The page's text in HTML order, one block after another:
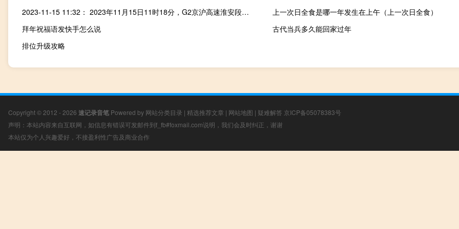
2023-11-15 11:32： 2023年11月15日11时18分，G2京沪高速淮安段由北京往上海方向811K过淮安北收费站3公里附近发生1起事故，现场车多缓行，事故正在处理中。 ​​​
上一次日全食是哪一年发生在上午（上一次日全食）
拜年祝福语发快手怎么说
古代当兵多久能回家过年
排位升级攻略
Copyright © 2012 - 2026 速记录音笔 Powered by 网站分类目录 | 精选推荐文章 | 网站地图 | 疑难解答 京ICP备05078383号
声明：本站内容来自互联网，如信息有错误可发邮件到f_fb#foxmail.com说明，我们会及时纠正，谢谢
本站仅为个人兴趣爱好，不接盈利性广告及商业合作